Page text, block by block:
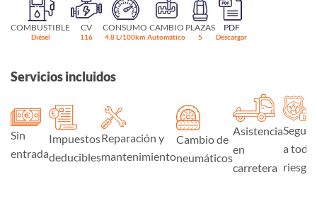
COMBUSTIBLE
Diésel
CV
116
CONSUMO
4.8 L/100km
CAMBIO
Automático
PLAZAS
5
PDF
Descargar
Servicios incluidos
Sin
entrada
Impuestos
deducibles
Reparación y
mantenimiento
Cambio de
neumáticos
Asistencia
en
carretera
Seguro
a todo
riesgo